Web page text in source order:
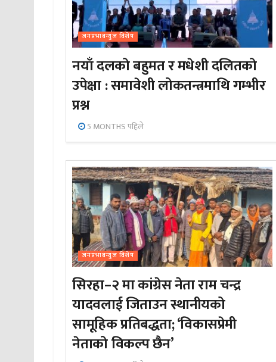
जनप्रभाबन्युज विशेष
नयाँ दलको बहुमत र मधेशी दलितको
उपेक्षा : समावेशी लोकतन्त्रमाथि गम्भीर
प्रश्न
5 MONTHS पहिले
जनप्रभाबन्युज विशेष
सिरहा–२ मा कांग्रेस नेता राम चन्द्र
यादवलाई जिताउन स्थानीयको
सामूहिक प्रतिबद्धता; ‘विकासप्रेमी
नेताको विकल्प छैन’